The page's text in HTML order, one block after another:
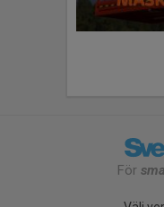
För